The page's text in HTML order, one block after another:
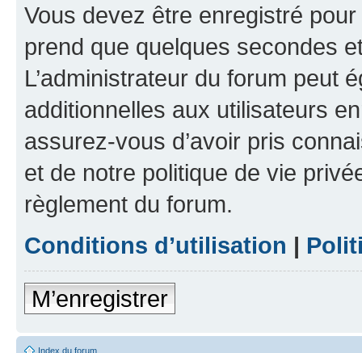
Vous devez être enregistré
prend que quelques secondes
L’administrateur du forum peut
additionnelles aux utilisateurs
assurez-vous d’avoir pris
et de notre politique de vie
règlement du forum.
Conditions d’utilisation |
M’enregistrer
Index du forum